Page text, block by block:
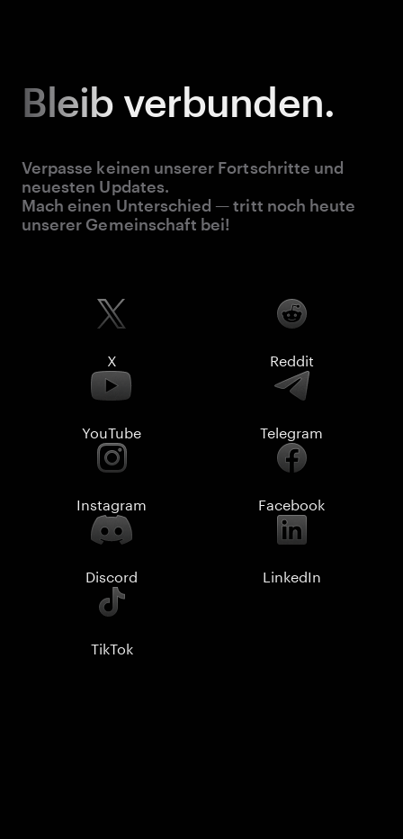
Bleib verbunden.
Verpasse keinen unserer Fortschritte und
neuesten Updates.
Mach einen Unterschied — tritt noch heute
unserer Gemeinschaft bei!
X Reddit
YouTube Telegram
Instagram Facebook
Discord LinkedIn
TikTok